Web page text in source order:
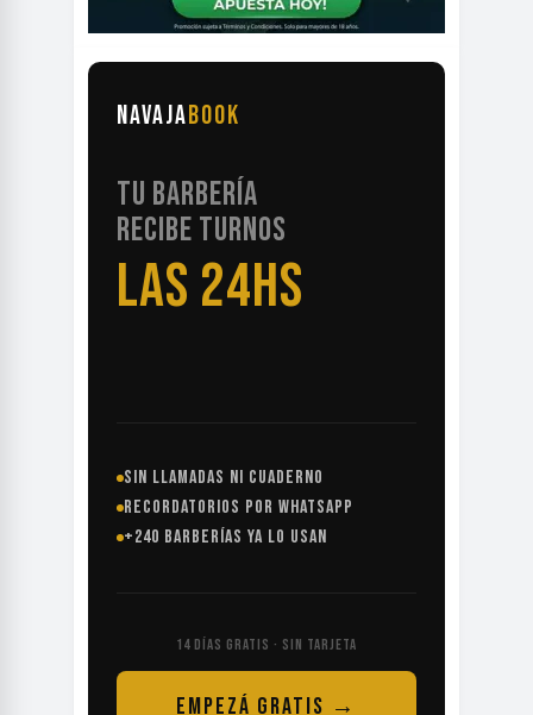
NAVAJABOOK
TU BARBERÍA
RECIBE TURNOS
LAS 24HS
SIN LLAMADAS NI CUADERNO
RECORDATORIOS POR WHATSAPP
+240 BARBERÍAS YA LO USAN
14 DÍAS GRATIS · SIN TARJETA
EMPEZÁ GRATIS →